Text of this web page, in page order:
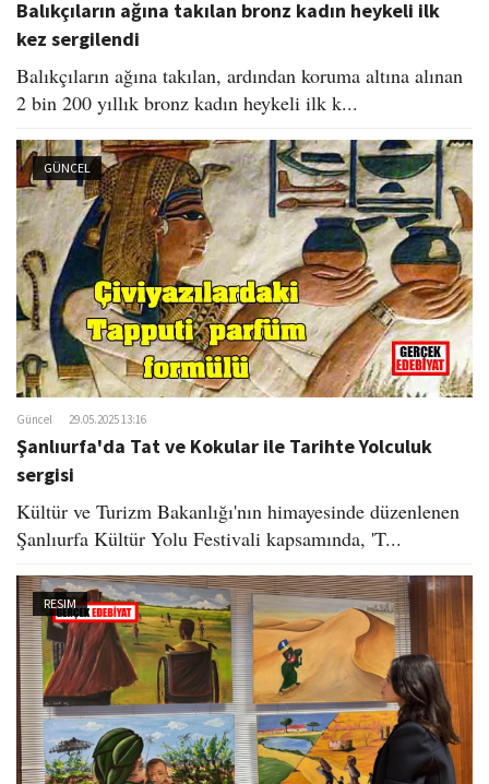
Balıkçıların ağına takılan bronz kadın heykeli ilk
kez sergilendi
Balıkçıların ağına takılan, ardından koruma altına alınan
2 bin 200 yıllık bronz kadın heykeli ilk k...
GÜNCEL
Güncel 29.05.2025 13:16
Şanlıurfa'da Tat ve Kokular ile Tarihte Yolculuk
sergisi
Kültür ve Turizm Bakanlığı'nın himayesinde düzenlenen
Şanlıurfa Kültür Yolu Festivali kapsamında, 'T...
RESIM